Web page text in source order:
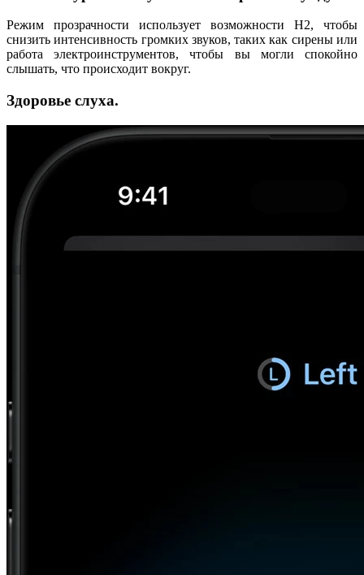
Режим прозрачности использует возможности H2, чтобы
снизить интенсивность громких звуков, таких как сирены или
работа электроинструментов, чтобы вы могли спокойно
слышать, что происходит вокруг.
Здоровье слуха.